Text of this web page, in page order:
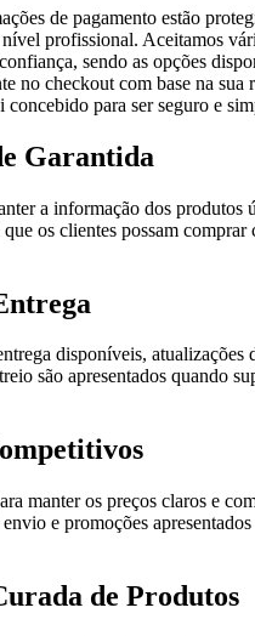
de pagamento estão
profissional. Aceitamos
sendo as opções
no checkout com base na sua
para ser seguro e
Garantida
a informação dos produtos
os clientes possam comprar
disponíveis, atualizações
são apresentados quando
manter os preços claros e
e promoções
de Produtos